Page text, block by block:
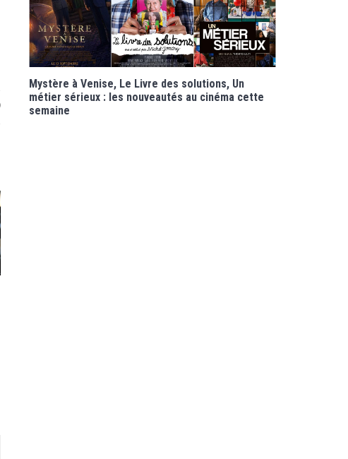
Mystère à Venise, Le Livre des solutions, Un
métier sérieux : les nouveautés au cinéma cette
semaine